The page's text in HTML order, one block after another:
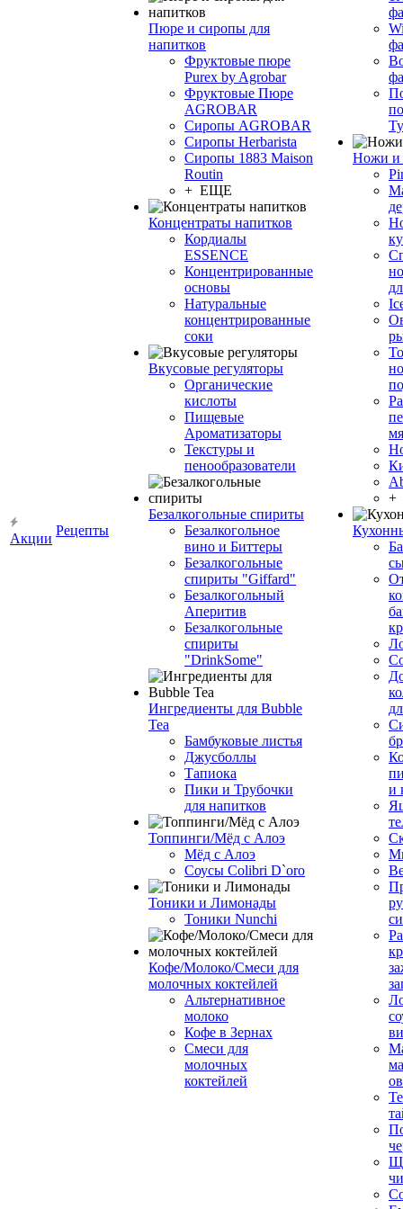
Акции
Рецепты
Пюре и сиропы для
напитков
Фруктовые пюре
Purex by Agrobar
Фруктовые Пюре
AGROBAR
Сиропы AGROBAR
Сиропы Herbarista
Сиропы 1883 Maison
Routin
+ ЕЩЕ
Концентраты напитков
Кордиалы
ESSENCE
Концентрированные
основы
Натуральные
концентрированные
соки
Вкусовые регуляторы
Органические
кислоты
Пищевые
Ароматизаторы
Текстуры и
пенообразователи
Безалкогольные спириты
Безалкогольное
вино и Биттеры
Безалкогольные
спириты "Giffard"
Безалкогольный
Аперитив
Безалкогольные
спириты
"DrinkSome"
Ингредиенты для Bubble
Tea
Бамбуковые листья
Джусболлы
Тапиока
Пики и Трубочки
для напитков
Топпинги/Мёд с Алоэ
Мёд с Алоэ
Соусы Colibri D`oro
Тоники и Лимонады
Тоники Nunchi
Кофе/Молоко/Смеси для
молочных коктейлей
Альтернативное
молоко
Кофе в Зернах
Смеси для
молочных
коктейлей
Ножи и
+
и